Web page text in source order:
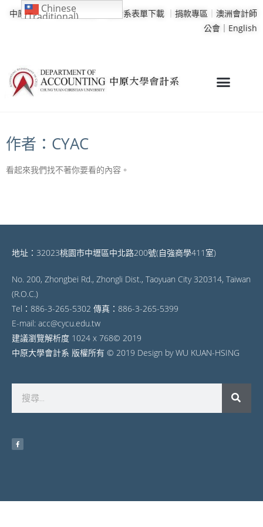
中原大學｜學校行事曆 會計系表單下載 ｜ 捐款專區 ｜ 澳洲會計師
公會｜ English
作者： CYAC
看起來我們找不著你要看的內容。
地址：32023桃園市中壢區中北路200號(自強商學411室)
No. 200, Zhongbei Rd., Zhongli Dist., Taoyuan City 320314, Taiwan
(R.O.C.)
Tel：886-3-265-5302 傳真：886-3-265-5399
E-mail: acc@cycu.edu.tw
建議瀏覽解析度 1024 x 768© 2019
中原大學會計系 版權所有 © 2019 Design by WU KUAN-HSING
Chinese
(Traditional)